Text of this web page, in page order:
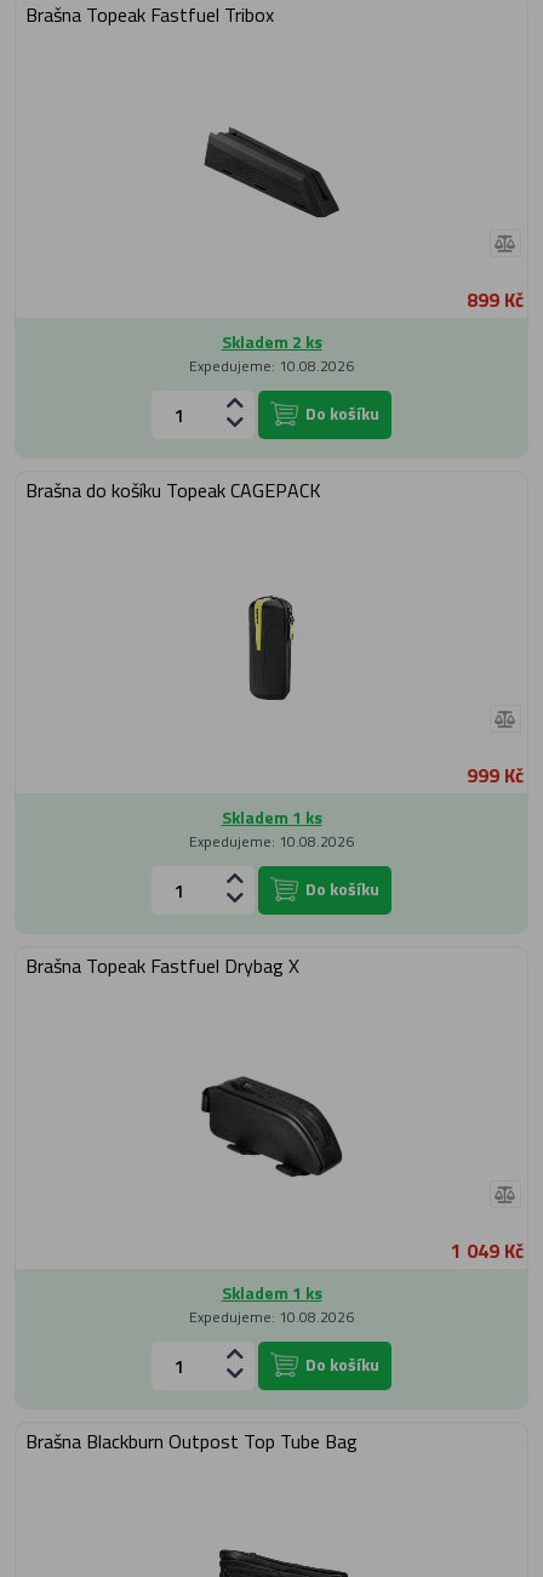
Brašna Topeak Fastfuel Tribox
899 Kč
Skladem 2 ks
Expedujeme: 10.08.2026
Do košíku
Brašna do košíku Topeak CAGEPACK
999 Kč
Skladem 1 ks
Expedujeme: 10.08.2026
Do košíku
Brašna Topeak Fastfuel Drybag X
1 049 Kč
Skladem 1 ks
Expedujeme: 10.08.2026
Do košíku
Brašna Blackburn Outpost Top Tube Bag